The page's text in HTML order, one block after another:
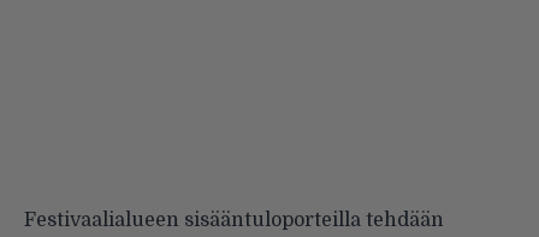
Festivaalialueen sisääntuloporteilla tehdään